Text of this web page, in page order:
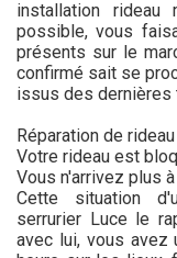
installation rideau
possible, vous
présents sur le
confirmé sait se
issus des dernières
Réparation de
Votre rideau est
Vous n'arrivez plus
Cette situation
serrurier Luce le
avec lui, vous avez